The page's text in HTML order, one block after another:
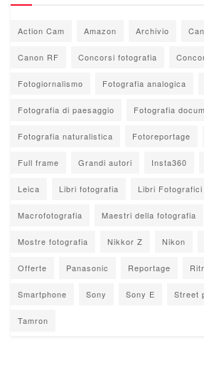
Action Cam Amazon Archivio
Canon RF Concorsi fotografia
Fotogiornalismo Fotografia analogica
Fotografia di paesaggio Fotografia
Fotografia naturalistica Fotoreportage
Full frame Grandi autori Insta360
Leica Libri fotografia Libri Fotografici
Macrofotografia Maestri della fotografia
Mostre fotografia Nikkor Z Nikon
Offerte Panasonic Reportage
Smartphone Sony Sony E Street
Tamron